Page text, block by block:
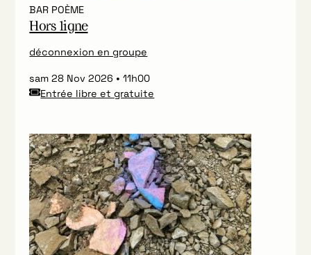
BAR POÈME
Hors ligne
déconnexion en groupe
sam 28 Nov 2026
11h00
Entrée libre et gratuite